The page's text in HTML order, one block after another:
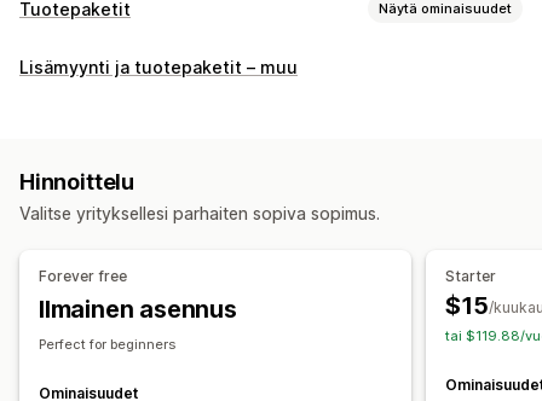
Tuotepaketit Näytä ominaisuudet
Tuotepakettityypit
Mysteerilaatikot
Tukkutuotepaketit Lisämyyntipaketit
Vastaavat tuotteet
Fyysiset tuotteet
Mukautetut tuotepaketit
Kiinteä hinnoittelu
Lisämyynti ja tuotepaketit – muu
Hinnoittelu
Valitse yrityksellesi parhaiten sopiva sopimus.
Forever free
Ilmainen asennus
Perfect for beginners
Ominaisuudet
Starter
$15/
tai $119.88/